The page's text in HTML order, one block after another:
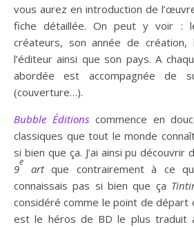
vous aurez en introduction de
fiche détaillée. On peut y voir :
créateurs, son année de création,
l’éditeur ainsi que son pays. A
abordée est accompagnée de
(couverture…).
Bubble Éditions commence en
classiques que tout le monde
si bien que ça. J’ai ainsi pu découvrir
9
e
artque contrairement à ce
connaissais pas si bien que ça
considéré comme le point de départ
est le héros de BD le plus traduit